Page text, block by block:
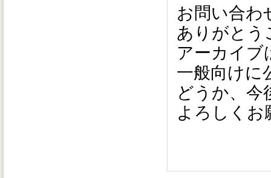
お問い合わ
ありがとう
アーカイブ
一般向けに
どうか、今
よろしくお